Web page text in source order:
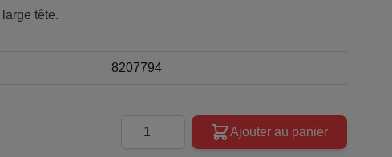
tête.
8207794
Quantité
Ajouter au panier